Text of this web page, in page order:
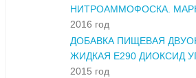
НИТРОАММОФОСКА.
2016 год
ДОБАВКА ПИЩЕВАЯ
ЖИДКАЯ Е290 ДИОКСИД
2015 год